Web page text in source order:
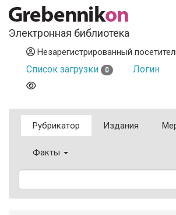
Электронная библиотека
Незарегистрированный
Список загрузки 0 Логин
Рубрикатор Издания
Факты